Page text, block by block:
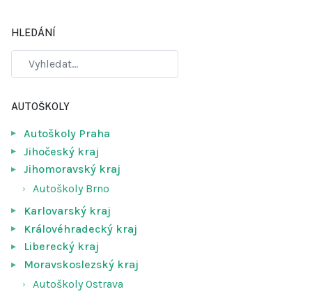
HLEDÁNÍ
AUTOŠKOLY
Autoškoly Praha
Jihočeský kraj
Jihomoravský kraj
Autoškoly Brno
Karlovarský kraj
Královéhradecký kraj
Liberecký kraj
Moravskoslezský kraj
Autoškoly Ostrava